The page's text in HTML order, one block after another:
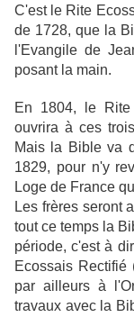
C'est le Rite
de 1728, que la
l'Evangile de
posant la main.
En 1804, le Rite
ouvrira à ces
Mais la Bible va
1829, pour n'y
Loge de France
Les frères seront
tout ce temps la
période, c'est à
Ecossais Rectifié
par ailleurs à
travaux avec la